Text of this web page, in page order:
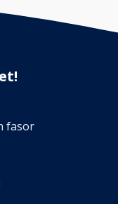
fasor